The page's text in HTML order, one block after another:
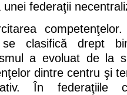
federaţii
clasifică drept
a evoluat de la
dintre centru şi
În federaţiile